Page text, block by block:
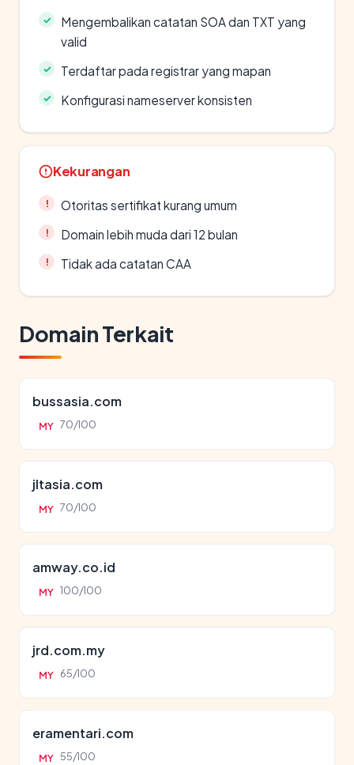
Mengembalikan catatan SOA dan TXT yang
valid
Terdaftar pada registrar yang mapan
Konfigurasi nameserver konsisten
Kekurangan
Otoritas sertifikat kurang umum
Domain lebih muda dari 12 bulan
Tidak ada catatan CAA
Domain Terkait
bussasia.com
MY 70/100
jltasia.com
MY 70/100
amway.co.id
MY 100/100
jrd.com.my
MY 65/100
eramentari.com
MY 55/100